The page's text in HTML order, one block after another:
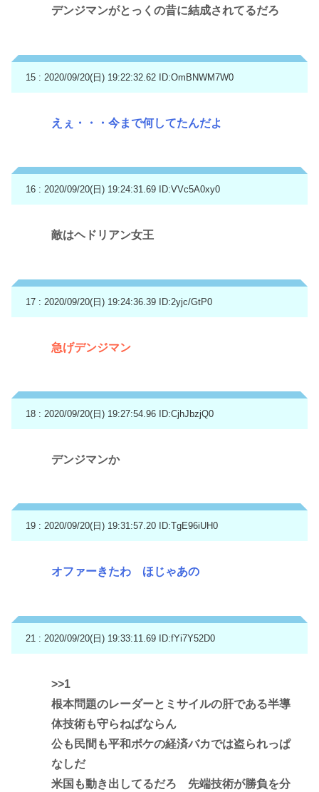
デンジマンがとっくの昔に結成されてるだろ
15 : 2020/09/20(日) 19:22:32.62 ID:OmBNWM7W0
えぇ・・・今まで何してたんだよ
16 : 2020/09/20(日) 19:24:31.69 ID:VVc5A0xy0
敵はヘドリアン女王
17 : 2020/09/20(日) 19:24:36.39 ID:2yjc/GtP0
急げデンジマン
18 : 2020/09/20(日) 19:27:54.96 ID:CjhJbzjQ0
デンジマンか
19 : 2020/09/20(日) 19:31:57.20 ID:TgE96iUH0
オファーきたわ ほじゃあの
21 : 2020/09/20(日) 19:33:11.69 ID:fYi7Y52D0
>>1
根本問題のレーダーとミサイルの肝である半導
体技術も守らねばならん
公も民間も平和ボケの経済バカでは盗られっぱ
なしだ
米国も動き出してるだろ 先端技術が勝負を分